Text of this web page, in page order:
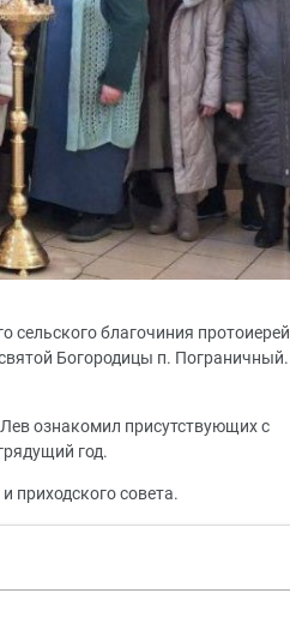
сельского благочиния протоиерей
Богородицы п. Пограничный.
ознакомил присутствующих с
год.
приходского совета.